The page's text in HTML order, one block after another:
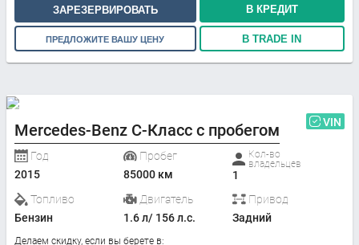
ЗАРЕЗЕРВИРОВАТЬ В КРЕДИТ
ПРЕДЛОЖИТЕ ВАШУ ЦЕНУ В TRADE IN
Mercedes-Benz C-Класс с пробегом VIN
Год
2015
Пробег
85000 км
Кол-во
владельцев
1
Топливо
Бензин
Двигатель
1.6 л/ 156 л.с.
Привод
Задний
Делаем скидку, если вы берете в: